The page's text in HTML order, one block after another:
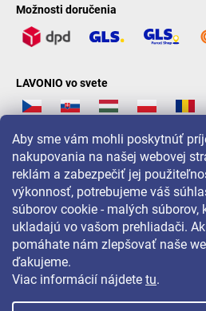
Aby sme vám mohli poskytnúť
nakupovania na našej webovej
reklám a zabezpečiť jej
výkonnosť, potrebujeme váš
súborov cookie - malých súborov,
ukladajú vo vašom prehliadači.
pomáhate nám zlepšovať naše
ďakujeme.
Viac informácií nájdete tu.
Možnosti doručenia
LAVONIO vo svete
Pre akcie, súťaže a zľavy nás sledujte